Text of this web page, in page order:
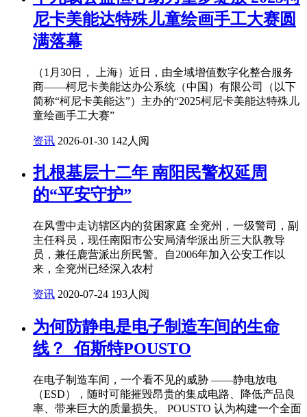
尼卡美能达特殊儿童绘画手工大赛圆
满落幕
（1月30日， 上海）近日，由全域增值数字化整合服务
商——柯尼卡美能达办公系统（中国）有限公司（以下
简称“柯尼卡美能达”）主办的“2025柯尼卡美能达特殊儿
童绘画手工大赛”
资讯 2026-01-30 142人阅
扎根基层十二年 南阳民警权延周
的“平安守护”
在风雪中走访辖区内的贫困家庭 全兖州，一级警司，副
主任科员，现任南阳市公安局清华派出所三大队教导
员，兼任鹿营派出所民警。自2006年加入公安工作以
来，全兖州已经深入农村
资讯 2020-07-24 193人阅
为何防静电是电子制造车间的生命
线？_佰斯特POUSTO
在电子制造车间，一个看不见的威胁 ——静电放电
（ESD），随时可能摧毁昂贵的集成电路、降低产品良
率、带来巨大的质量损失。 POUSTO 认为构建一个全面